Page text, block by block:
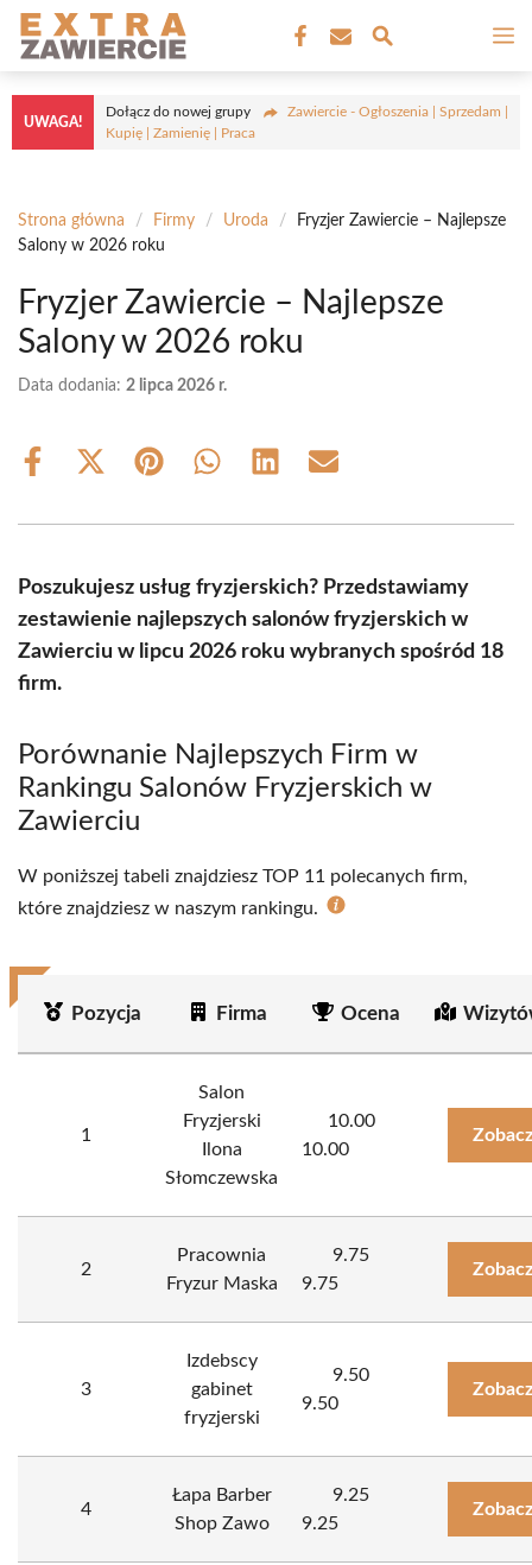
Przejdź
treści
UWAGA!
Dołącz do nowej grupy
Zawiercie - Ogłoszenia | Sprzedam |
Kupię | Zamienię | Praca
Strona główna / Firmy / Uroda /
Fryzjer Zawiercie – Najlepsze
Salony w 2026 roku
Fryzjer Zawiercie – Najlepsze
Salony w 2026 roku
Data dodania: 2 lipca 2026 r.
Share
Share
(Twitter)
Share Share Share Share
Poszukujesz usług fryzjerskich? Przedstawiamy
zestawienie najlepszych salonów fryzjerskich w
Zawierciu w lipcu 2026 roku wybranych spośród 18
firm.
Porównanie Najlepszych Firm w
Rankingu Salonów Fryzjerskich w
Zawierciu
W poniższej tabeli znajdziesz TOP 11 polecanych firm,
które znajdziesz w naszym rankingu.
Pozycja Firma Ocena
1
Salon
Fryzjerski
Ilona
Słomczewska
10.00
10.00
2
Pracownia
Fryzur Maska
9.75
9.75
3
Izdebscy
gabinet
fryzjerski
9.50
9.50
4
Łapa Barber
Shop Zawo
9.25
9.25